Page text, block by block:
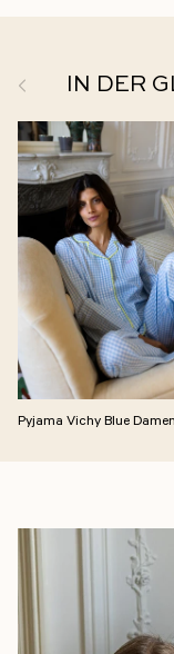
Zurück IN DER
Pyjama Vichy Blue Damen